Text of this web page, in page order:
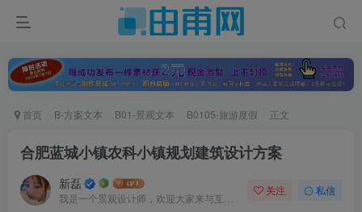
首页 B-方案文本 B01-景观文本 B0105-旅游度假 正文
合肥蓝城小镇农科小镇规划建筑设计方案
新磊 关注 私信